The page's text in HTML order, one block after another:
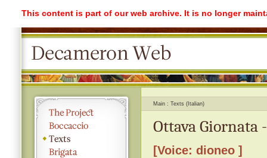
This content is part of our web archive. It is no longer
Main Texts (Italian)
Ottava Giornata
[Voice: dioneo ]